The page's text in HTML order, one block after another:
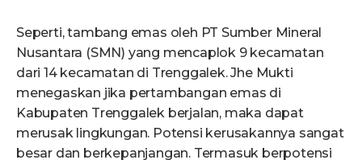
Seperti, tambang emas oleh PT Sumber Mineral
Nusantara (SMN) yang mencaplok 9 kecamatan
dari 14 kecamatan di Trenggalek. Jhe Mukti
menegaskan jika pertambangan emas di
Kabupaten Trenggalek berjalan, maka dapat
merusak lingkungan. Potensi kerusakannya sangat
besar dan berkepanjangan. Termasuk berpotensi